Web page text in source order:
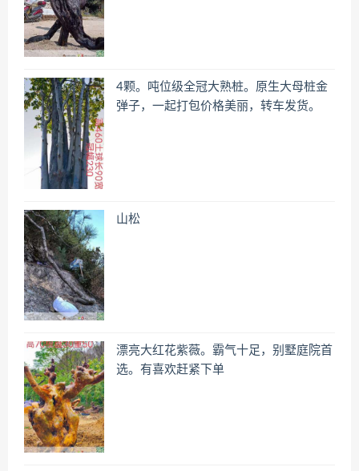
4颗。吨位级全冠大熟桩。原生大母桩金
弹子，一起打包价格美丽，转车发货。
山松
漂亮大红花紫薇。霸气十足，别墅庭院首
选。有喜欢赶紧下单